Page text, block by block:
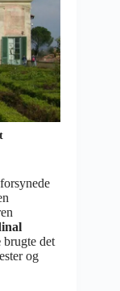
brugte det
og